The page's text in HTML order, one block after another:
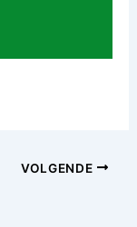
VOLGENDE